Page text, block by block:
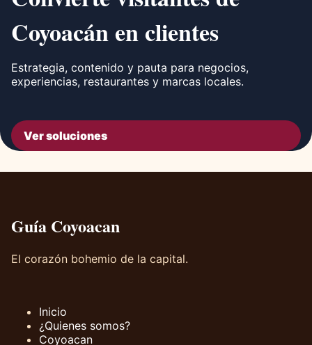
Coyoacán en clientes
Estrategia, contenido y pauta para negocios,
experiencias, restaurantes y marcas locales.
Ver soluciones
Guía Coyoacan
El corazón bohemio de la capital.
Inicio
¿Quienes somos?
Coyoacan